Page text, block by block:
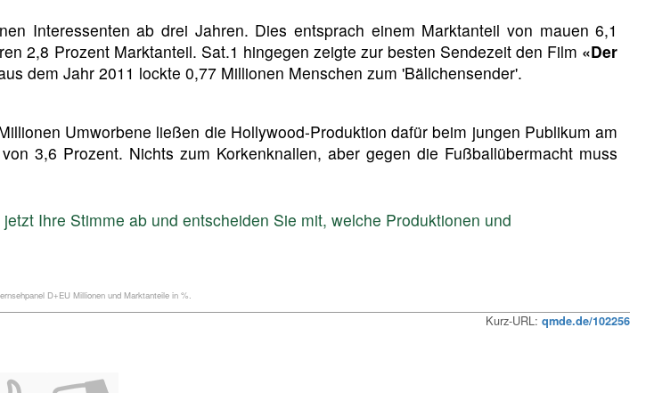
Interessenten ab drei Jahren. Dies entsprach einem Marktanteil von mauen 6,1
2,8 Prozent Marktanteil. Sat.1 hingegen zeigte zur besten Sendezeit den Film «Der
dem Jahr 2011 lockte 0,77 Millionen Menschen zum 'Bällchensender'.
Umworbene ließen die Hollywood-Produktion dafür beim jungen Publikum am
3,6 Prozent. Nichts zum Korkenknallen, aber gegen die Fußballübermacht muss
Ihre Stimme ab und entscheiden Sie mit, welche Produktionen und
D+EU Millionen und Marktanteile in %.
Kurz-URL: qmde.de/102256